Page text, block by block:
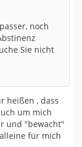
noch
Sie nicht
heißen , dass
um mich
und "bewacht"
für mich